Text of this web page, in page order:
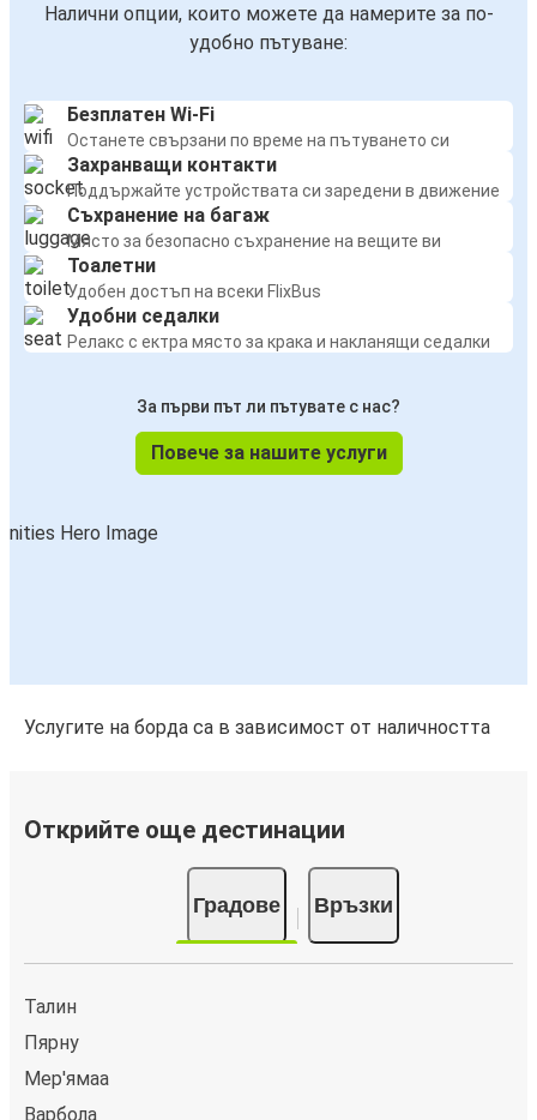
Налични опции, които можете да намерите за по-
удобно пътуване:
Безплатен Wi-Fi
Останете свързани по време на пътуването си
Захранващи контакти
Поддържайте устройствата си заредени в движение
Съхранение на багаж
Място за безопасно съхранение на вещите ви
Тоалетни
Удобен достъп на всеки FlixBus
Удобни седалки
Релакс с ектра място за крака и накланящи седалки
За първи път ли пътувате с нас?
Повече за нашите услуги
Услугите на борда са в зависимост от наличността
Открийте още дестинации
Градове Връзки
Талин
Пярну
Мер'ямаа
Варбола